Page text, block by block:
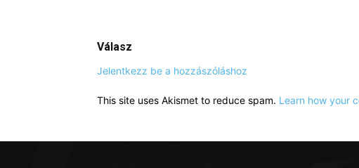
Válasz
Jelentkezz be a hozzászóláshoz
This site uses Akismet to reduce spam. Learn how your